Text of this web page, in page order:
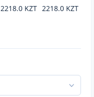
2218.0 KZT 2218.0 KZT